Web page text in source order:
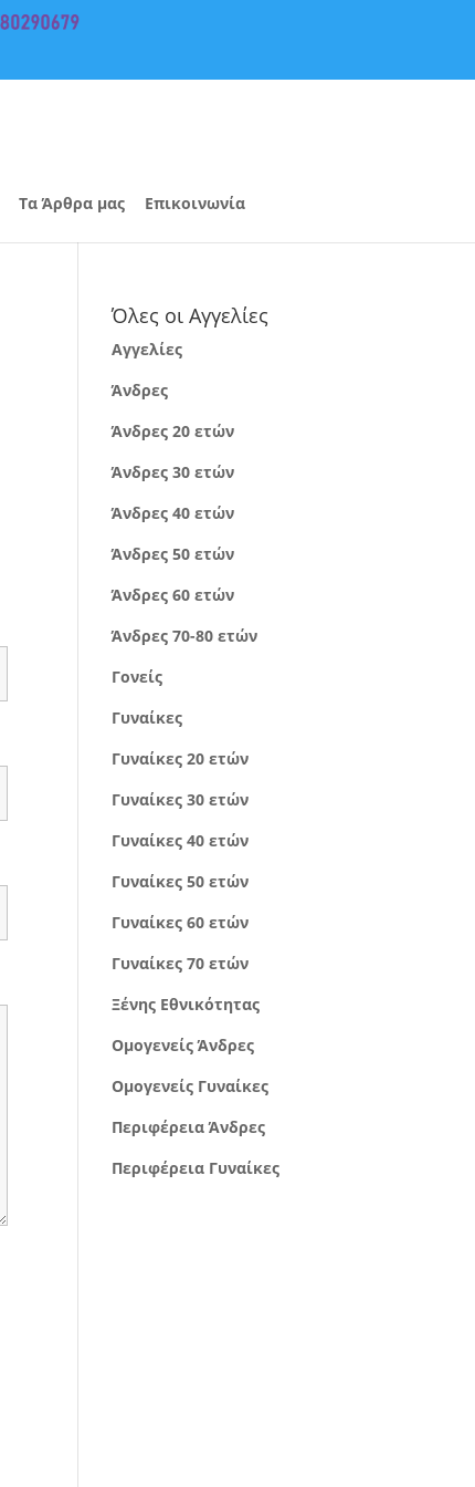
Τα Άρθρα μας Επικοινωνία
Όλες οι Αγγελίες
Αγγελίες
Άνδρες
Άνδρες 20 ετών
Άνδρες 30 ετών
Άνδρες 40 ετών
Άνδρες 50 ετών
Άνδρες 60 ετών
Άνδρες 70-80 ετών
Γονείς
Γυναίκες
Γυναίκες 20 ετών
Γυναίκες 30 ετών
Γυναίκες 40 ετών
Γυναίκες 50 ετών
Γυναίκες 60 ετών
Γυναίκες 70 ετών
Ξένης Εθνικότητας
Ομογενείς Άνδρες
Ομογενείς Γυναίκες
Περιφέρεια Άνδρες
Περιφέρεια Γυναίκες